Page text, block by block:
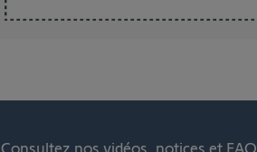
Consultez nos vidéos, notices et FAQ